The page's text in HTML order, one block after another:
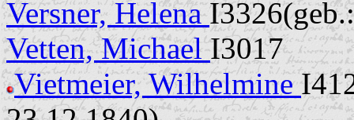
Versner, Helena
Vetten, MichaelI3017
Vietmeier, Wilhelmine